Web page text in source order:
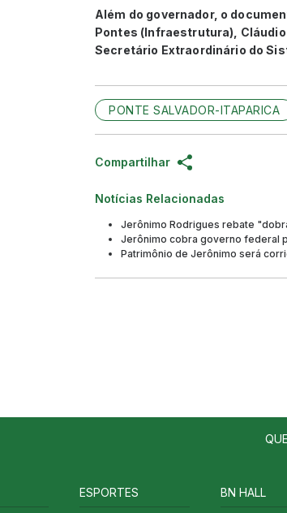
Além do governador, o
Pontes (Infraestrutura), Cláudio
Secretário Extraordinário do
PONTE SALVADOR-ITAPARICA
Compartilhar
Notícias Relacionadas
Jerônimo Rodrigues rebate
Jerônimo cobra governo federal
Patrimônio de Jerônimo será
ESPORTES BN HALL